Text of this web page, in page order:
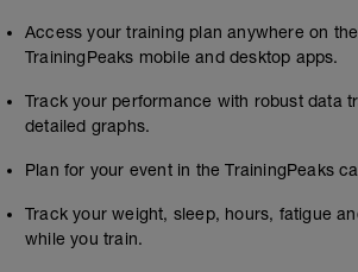
Access your training plan anywhere on the
TrainingPeaks mobile and desktop apps.
Track your performance with robust data
detailed graphs.
Plan for your event in the TrainingPeaks
Track your weight, sleep, hours, fatigue
while you train.